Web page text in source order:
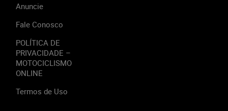
Anuncie
Fale Conosco
POLÍTICA DE
PRIVACIDADE –
MOTOCICLISMO
ONLINE
Termos de Uso